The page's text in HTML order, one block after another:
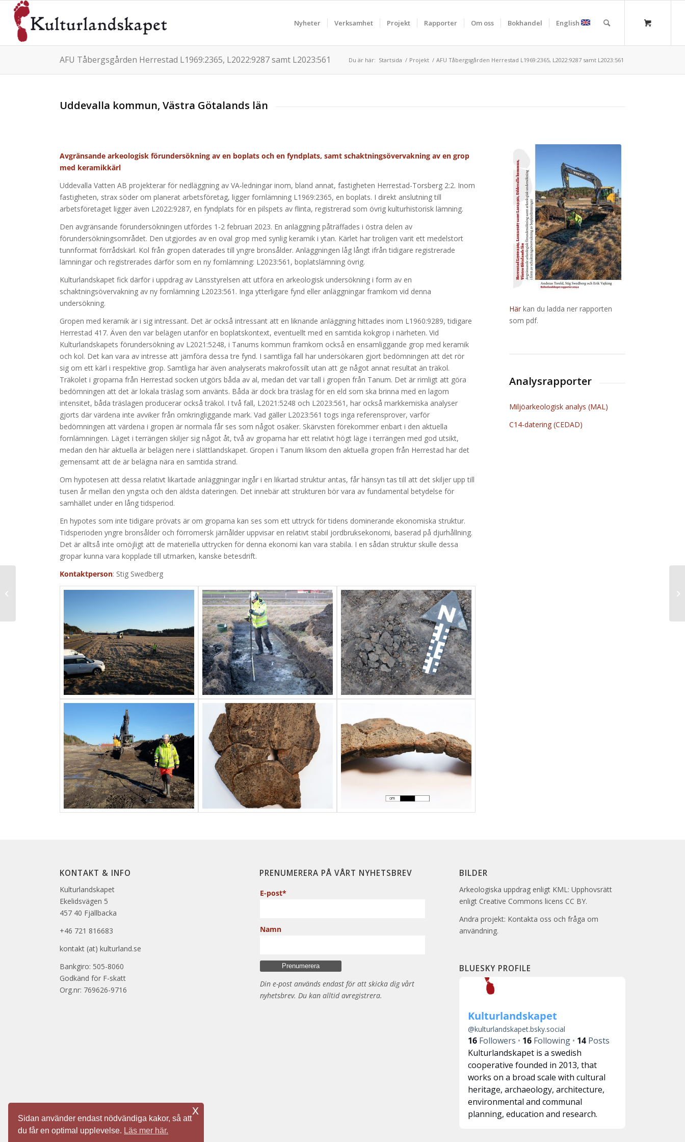
Nyheter Verksamhet Projekt Rapporter Om oss Bokhandel English
AFU Tåbergsgården Herrestad L1969:2365, L2022:9287 samt L2023:561 Du är här: Startsida / Projekt / AFU Tåbergsgården Herrestad L1969:2365, L2022:9287 samt L2023:561
Uddevalla kommun, Västra Götalands län
Avgränsande arkeologisk förundersökning av en boplats och en fyndplats, samt schaktningsövervakning av en grop
med keramikkärl
Uddevalla Vatten AB projekterar för nedläggning av VA-ledningar inom, bland annat, fastigheten Herrestad-Torsberg 2:2. Inom
fastigheten, strax söder om planerat arbetsföretag, ligger fornlämning L1969:2365, en boplats. I direkt anslutning till
arbetsföretaget ligger även L2022:9287, en fyndplats för en pilspets av flinta, registrerad som övrig kulturhistorisk lämning.
Den avgränsande förundersökningen utfördes 1-2 februari 2023. En anläggning påträffades i östra delen av
förundersökningsområdet. Den utgjordes av en oval grop med synlig keramik i ytan. Kärlet har troligen varit ett medelstort
tunnformat förrådskärl. Kol från gropen daterades till yngre bronsålder. Anläggningen låg långt ifrån tidigare registrerade
lämningar och registrerades därför som en ny fornlämning: L2023:561, boplatslämning övrig.
Kulturlandskapet fick därför i uppdrag av Länsstyrelsen att utföra en arkeologisk undersökning i form av en
schaktningsövervakning av ny fornlämning L2023:561. Inga ytterligare fynd eller anläggningar framkom vid denna
undersökning.
Gropen med keramik är i sig intressant. Det är också intressant att en liknande anläggning hittades inom L1960:9289, tidigare
Herrestad 417. Även den var belägen utanför en boplatskontext, eventuellt med en samtida kokgrop i närheten. Vid
Kulturlandskapets förundersökning av L2021:5248, i Tanums kommun framkom också en ensamliggande grop med keramik
och kol. Det kan vara av intresse att jämföra dessa tre fynd. I samtliga fall har undersökaren gjort bedömningen att det rör
sig om ett kärl i respektive grop. Samtliga har även analyserats makrofossilt utan att ge något annat resultat än träkol.
Träkolet i groparna från Herrestad socken utgörs båda av al, medan det var tall i gropen från Tanum. Det är rimligt att göra
bedömningen att det är lokala träslag som använts. Båda är dock bra träslag för en eld som ska brinna med en lagom
intensitet, båda träslagen producerar också träkol. I två fall, L2021:5248 och L2023:561, har också markkemiska analyser
gjorts där värdena inte avviker från omkringliggande mark. Vad gäller L2023:561 togs inga referensprover, varför
bedömningen att värdena i gropen är normala får ses som något osäker. Skärvsten förekommer enbart i den aktuella
fornlämningen. Läget i terrängen skiljer sig något åt, två av groparna har ett relativt högt läge i terrängen med god utsikt,
medan den här aktuella är belägen nere i slättlandskapet. Gropen i Tanum liksom den aktuella gropen från Herrestad har det
gemensamt att de är belägna nära en samtida strand.
Om hypotesen att dessa relativt likartade anläggningar ingår i en likartad struktur antas, får hänsyn tas till att det skiljer upp till
tusen år mellan den yngsta och den äldsta dateringen. Det innebär att strukturen bör vara av fundamental betydelse för
samhället under en lång tidsperiod.
En hypotes som inte tidigare prövats är om groparna kan ses som ett uttryck för tidens dominerande ekonomiska struktur.
Tidsperioden yngre bronsålder och förromersk järnålder uppvisar en relativt stabil jordbruksekonomi, baserad på djurhållning.
Det är alltså inte omöjligt att de materiella uttrycken för denna ekonomi kan vara stabila. I en sådan struktur skulle dessa
gropar kunna vara kopplade till utmarken, kanske betesdrift.
Kontaktperson: Stig Swedberg
Här kan du ladda ner rapporten
som pdf.
Analysrapporter
Miljöarkeologisk analys (MAL)
C14-datering (CEDAD)
KONTAKT & INFO
Kulturlandskapet
Ekelidsvägen 5
457 40 Fjällbacka
+46 721 816683
kontakt (at) kulturland.se
Bankgiro: 505-8060
Godkänd för F-skatt
Org.nr: 769626-9716
PRENUMERERA PÅ VÅRT NYHETSBREV
E-post*
Namn
Din e-post används endast för att skicka dig vårt
nyhetsbrev. Du kan alltid avregistrera.
BILDER
Arkeologiska uppdrag enligt KML: Upphovsrätt
enligt Creative Commons licens CC BY.
Andra projekt: Kontakta oss och fråga om
användning.
BLUESKY PROFILE
Kulturlandskapet
@kulturlandskapet.bsky.social
16 Followers 16 Following 14 Posts
Kulturlandskapet is a swedish
cooperative founded in 2013, that
works on a broad scale with cultural
heritage, archaeology, architecture,
environmental and communal
planning, education and research.
Räddningstjänsten –
AU Ryland 3:2 samt
Sidan använder endast nödvändiga kakor, så att
du får en optimal upplevelse. Läs mer här.
x